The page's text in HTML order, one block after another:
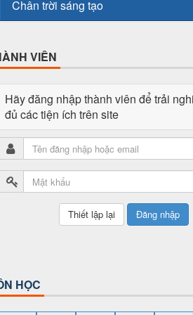
Chân trời sáng tạo
VIÊN
Hãy đăng nhập thành viên để trải
đủ các tiện ích trên site
Đăng nhập
HỌC